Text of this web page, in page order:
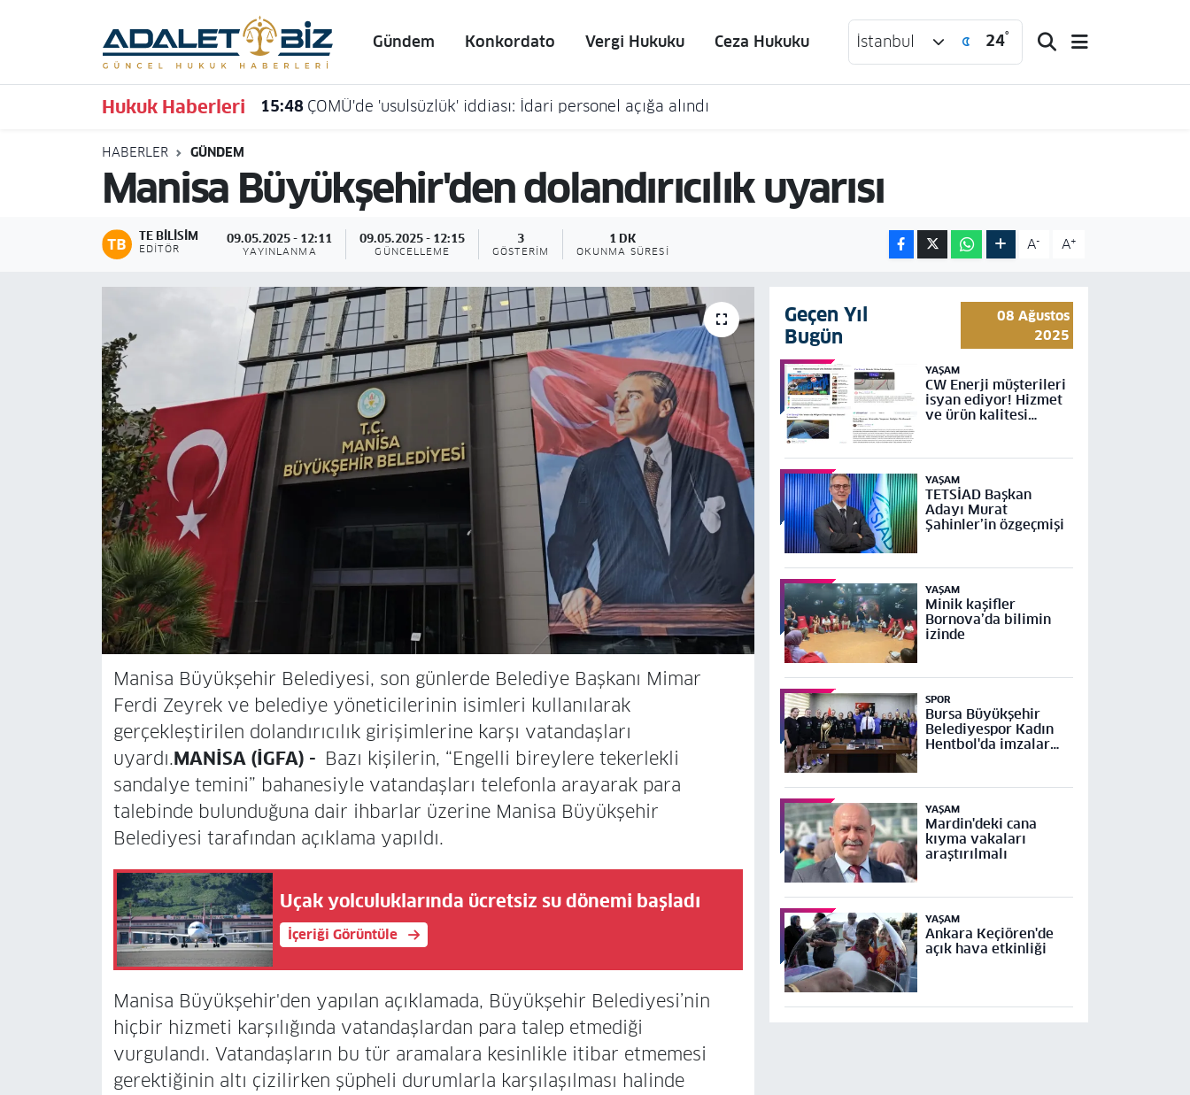
Gündem Konkordato Vergi Hukuku Ceza Hukuku İstanbul 24°
Hukuk Haberleri 15:48 ÇOMÜ'de 'usulsüzlük' iddiası: İdari personel açığa alındı
HABERLER GÜNDEM
Manisa Büyükşehir'den dolandırıcılık uyarısı
TE BILISIM
EDITÖR
09.05.2025 - 12:11
YAYINLANMA
09.05.2025 - 12:15
GÜNCELLEME
3
GÖSTERIM
1 DK
OKUNMA SÜRESI A- A+
Manisa Büyükşehir Belediyesi, son günlerde Belediye Başkanı Mimar
Ferdi Zeyrek ve belediye yöneticilerinin isimleri kullanılarak
gerçekleştirilen dolandırıcılık girişimlerine karşı vatandaşları
uyardı.MANİSA (İGFA) - Bazı kişilerin, “Engelli bireylere tekerlekli
sandalye temini” bahanesiyle vatandaşları telefonla arayarak para
talebinde bulunduğuna dair ihbarlar üzerine Manisa Büyükşehir
Belediyesi tarafından açıklama yapıldı.
Uçak yolculuklarında ücretsiz su dönemi başladı
İçeriği Görüntüle
Manisa Büyükşehir'den yapılan açıklamada, Büyükşehir Belediyesi’nin
hiçbir hizmeti karşılığında vatandaşlardan para talep etmediği
vurgulandı. Vatandaşların bu tür aramalara kesinlikle itibar etmemesi
gerektiğinin altı çizilirken şüpheli durumlarla karşılaşılması halinde
Geçen Yıl
Bugün
08 Ağustos
2025
YAŞAM
CW Enerji müşterileri
isyan ediyor! Hizmet
ve ürün kalitesi
YAŞAM
TETSİAD Başkan
Adayı Murat
Şahinler’in özgeçmişi
YAŞAM
Minik kaşifler
Bornova’da bilimin
izinde
SPOR
Bursa Büyükşehir
Belediyespor Kadın
Hentbol'da imzalar
YAŞAM
Mardin'deki cana
kıyma vakaları
araştırılmalı
YAŞAM
Ankara Keçiören'de
açık hava etkinliği
Hava Durumu
Trafik Durumu
Süper Lig Puan Durumu ve Fikstür
Tüm Manşetler
Son Dakika Haberleri
Haber Arşivi